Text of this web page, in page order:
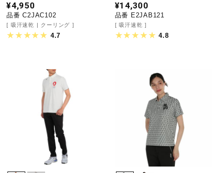
¥4,950
品番 C2JAC102
吸汗速乾 クーリング
4.7
¥14,300
品番 E2JAB121
吸汗速乾
4.8